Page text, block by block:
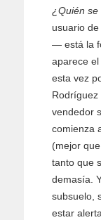
¿Quién se
usuario
— está la
aparece
esta vez
Rodríguez
vendedor
comienza
(mejor
tanto que
demasía.
subsuelo,
estar alerta.